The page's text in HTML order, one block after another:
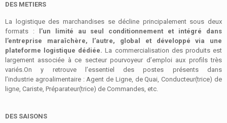
DES METIERS
La logistique des marchandises se décline principalement sous deux
formats :
l’un limité au seul conditionnement et intégré dans
l’entreprise maraîchère, l’autre, global et développé via une
plateforme logistique dédiée.La commercialisation des produits est
largement associée à ce secteur pourvoyeur d’emploi aux profils très
variés.On y retrouve l’essentiel des postes présents dans
l’industrie agroalimentaire : Agent de Ligne, de Quai, Conducteur(trice) de
ligne, Cariste, Préparateur(trice) de Commandes, etc.
DES SAISONS